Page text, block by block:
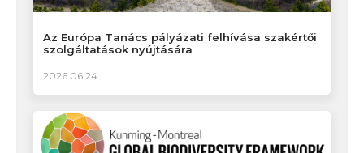
Az Európa Tanács pályázati felhívása szakértői
szolgáltatások nyújtására
2026.06.24.